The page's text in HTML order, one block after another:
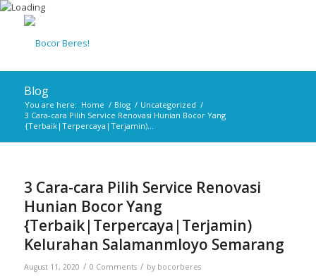
Blog
You are here: Home / Blog / Uncategorized /
3 Cara-cara Pilih Service Renovasi Hunian Bocor Yang
{Terbaik|Terpercaya|Terjamin)...
3 Cara-cara Pilih Service Renovasi
Hunian Bocor Yang
{Terbaik|Terpercaya|Terjamin)
Kelurahan Salamanmloyo Semarang
August 11, 2020 / 0 Comments / by bocorberes